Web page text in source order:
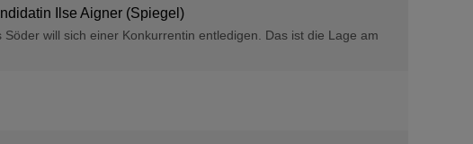
Ilse Aigner (Spiegel)
will sich einer Konkurrentin entledigen. Das ist die Lage am